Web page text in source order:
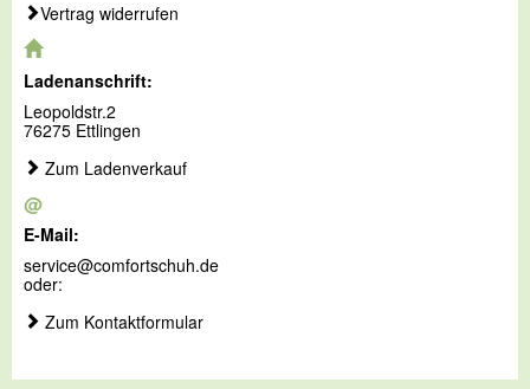
Vertrag widerrufen
Ladenanschrift:
Leopoldstr.2
76275 Ettlingen
Zum Ladenverkauf
@
E-Mail:
service@comfortschuh.de
oder:
Zum Kontaktformular